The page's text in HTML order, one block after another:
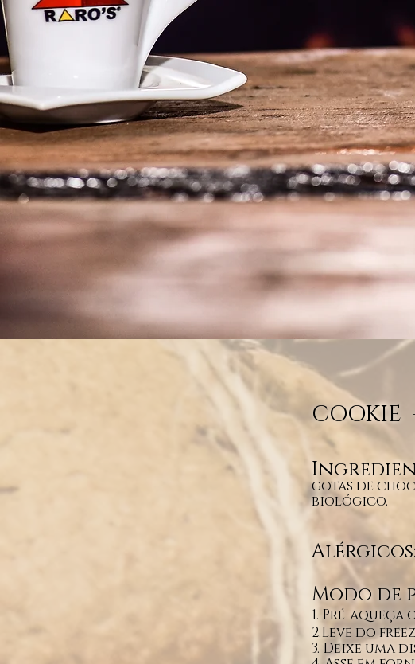
COOKIE
gotas de
biológico.
Alérgicos:
Modo de
1. Pré-aqueça
2.Leve do
3. Deixe uma